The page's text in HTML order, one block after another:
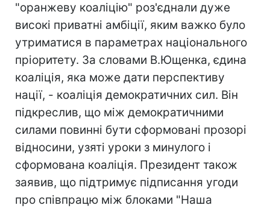
"оранжеву коаліцію" роз'єднали дуже
високі приватні амбіції, яким важко було
утриматися в параметрах національного
пріоритету. За словами В.Ющенка, єдина
коаліція, яка може дати перспективу
нації, - коаліція демократичних сил. Він
підкреслив, що між демократичними
силами повинні бути сформовані прозорі
відносини, узяті уроки з минулого і
сформована коаліція. Президент також
заявив, що підтримує підписання угоди
про співпрацю між блоками "Наша